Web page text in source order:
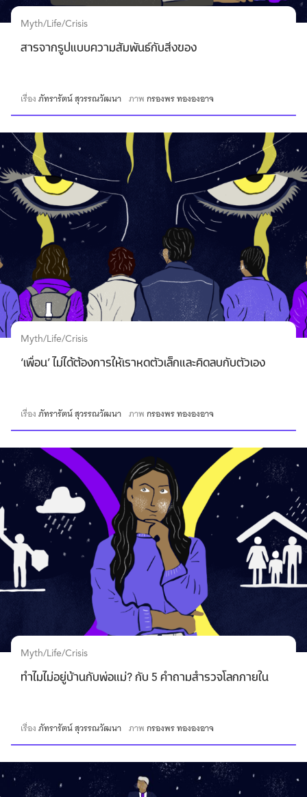
Myth/Life/Crisis
สารจากรูปแบบความสัมพันธ์กับสิ่งของ
เรื่องภัทรารัตน์ สุวรรณวัฒนา ภาพกรองพร ทององอาจ
Myth/Life/Crisis
‘เพื่อน’ ไม่ได้ต้องการให้เราหดตัวเล็กและคิดลบกับตัวเอง
เรื่องภัทรารัตน์ สุวรรณวัฒนา ภาพกรองพร ทององอาจ
Myth/Life/Crisis
ทำไมไม่อยู่บ้านกับพ่อแม่? กับ 5 คำถามสำรวจโลกภายใน
เรื่องภัทรารัตน์ สุวรรณวัฒนา ภาพกรองพร ทององอาจ